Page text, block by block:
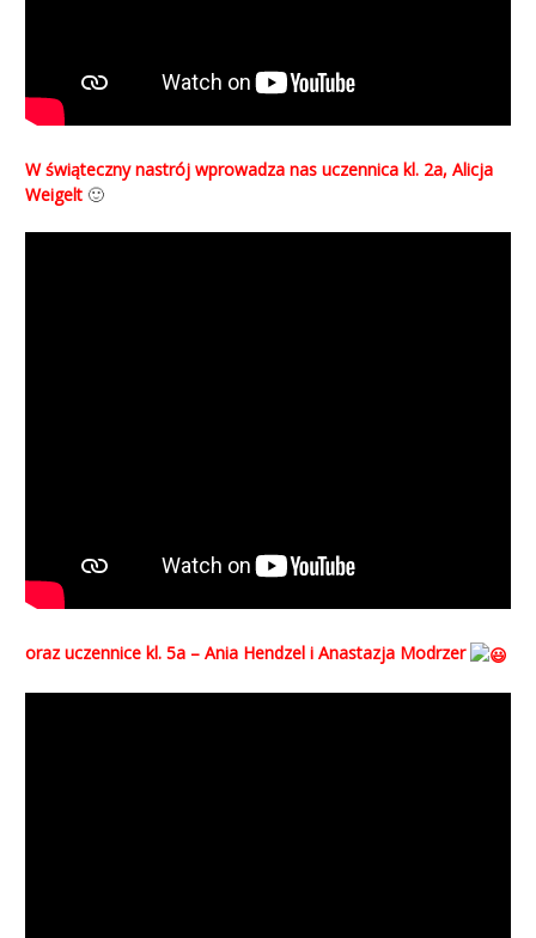
W świąteczny nastrój wprowadza nas uczennica kl. 2a, Alicja
Weigelt 🙂
oraz uczennice kl. 5a – Ania Hendzel i Anastazja Modrzer